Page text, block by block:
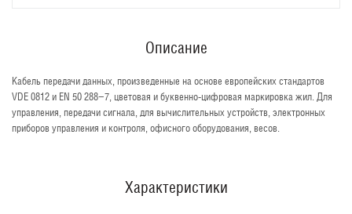
Описание
Кабель передачи данных, произведенные на основе европейских стандартов
VDE 0812 и EN 50 288−7, цветовая и буквенно-цифровая маркировка жил. Для
управления, передачи сигнала, для вычислительных устройств, электронных
приборов управления и контроля, офисного оборудования, весов.
Характеристики